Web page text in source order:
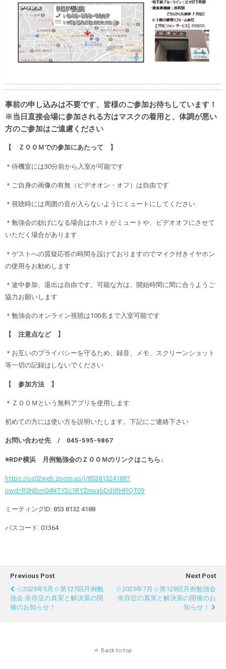
事前の申し込みは不要です、皆様のご参加お待ちしています！
※当日直接会場に参加される方はマスクの着用と、体調が悪い
方のご参加はご遠慮ください
【 ＺＯＯＭでの参加にあたって 】
＊待機室には30分前から入室が可能です
＊ご自身の画像の有無（ビデオオン・オフ）は自由です
＊視聴時には周囲の音が入らないようにミュートにしてください
＊勉強会の妨げになる場合はホストがミュートや、ビデオオフにさせて
いただく場合があります
＊ゲストへの質疑応答の時間を設けておりますのでマイク付きイヤホン
の使用をお勧めします
＊途中参加、退出は自由です。可能な方は、開始時間に間に合うようご
協力お願いします
＊勉強会のオンライン視聴は100名まで入室可能です
【 注意点など 】
＊お互いのプライバシーを守るため、録音、メモ、スクリーンショット
等一切の記録はしないでください
【 参加方法 】
＊ＺＯＯＭという無料アプリを使用します
初めての方には使い方を説明いたします。下記にご連絡下さい
お問い合わせ先 / 045-595-9867
※RDP横浜 月例勉強会のＺＯＯＭのリンクはこちら↓
https://us02web.zoom.us/j/85381324188?
pwd=R0NIbm04NTY2c1RYZmxxbDdtRHFIQT09
ミーティングID: 853 8132 4188
パスコード: 01364
Previous Post
☆2025年5月☆第127回月例勉
強会 依存症の真実と解決策の開
催のお知らせ！
Next Post
☆2025年7月☆第129回月例勉強会
依存症の真実と解決策の開催のお
知らせ！
Back to top